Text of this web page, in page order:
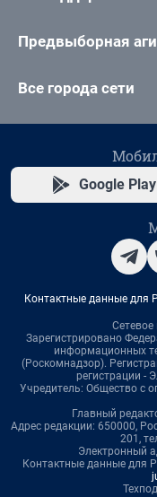
Предвыборная
Все города сети
Google Play
Контактные данные для
Сетевое
Зарегистрировано
информационных
(Роскомнадзор).
регистрации -
Учредитель: Общество с
Главный
Адрес редакции: 650000,
201,
Электронный
Контактные данные для